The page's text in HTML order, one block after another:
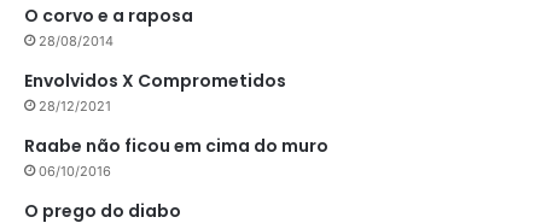
O corvo e a raposa
28/08/2014
Envolvidos X Comprometidos
28/12/2021
Raabe não ficou em cima do muro
06/10/2016
O prego do diabo